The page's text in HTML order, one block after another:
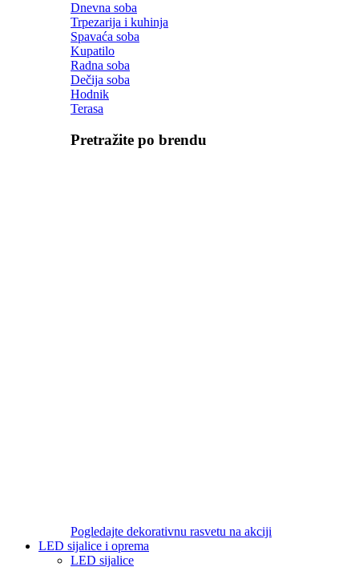
Dnevna soba
Trpezarija i kuhinja
Spavaća soba
Kupatilo
Radna soba
Dečija soba
Hodnik
Terasa
Pretražite po brendu
Pogledajte dekorativnu rasvetu na akciji
LED sijalice i oprema
LED sijalice